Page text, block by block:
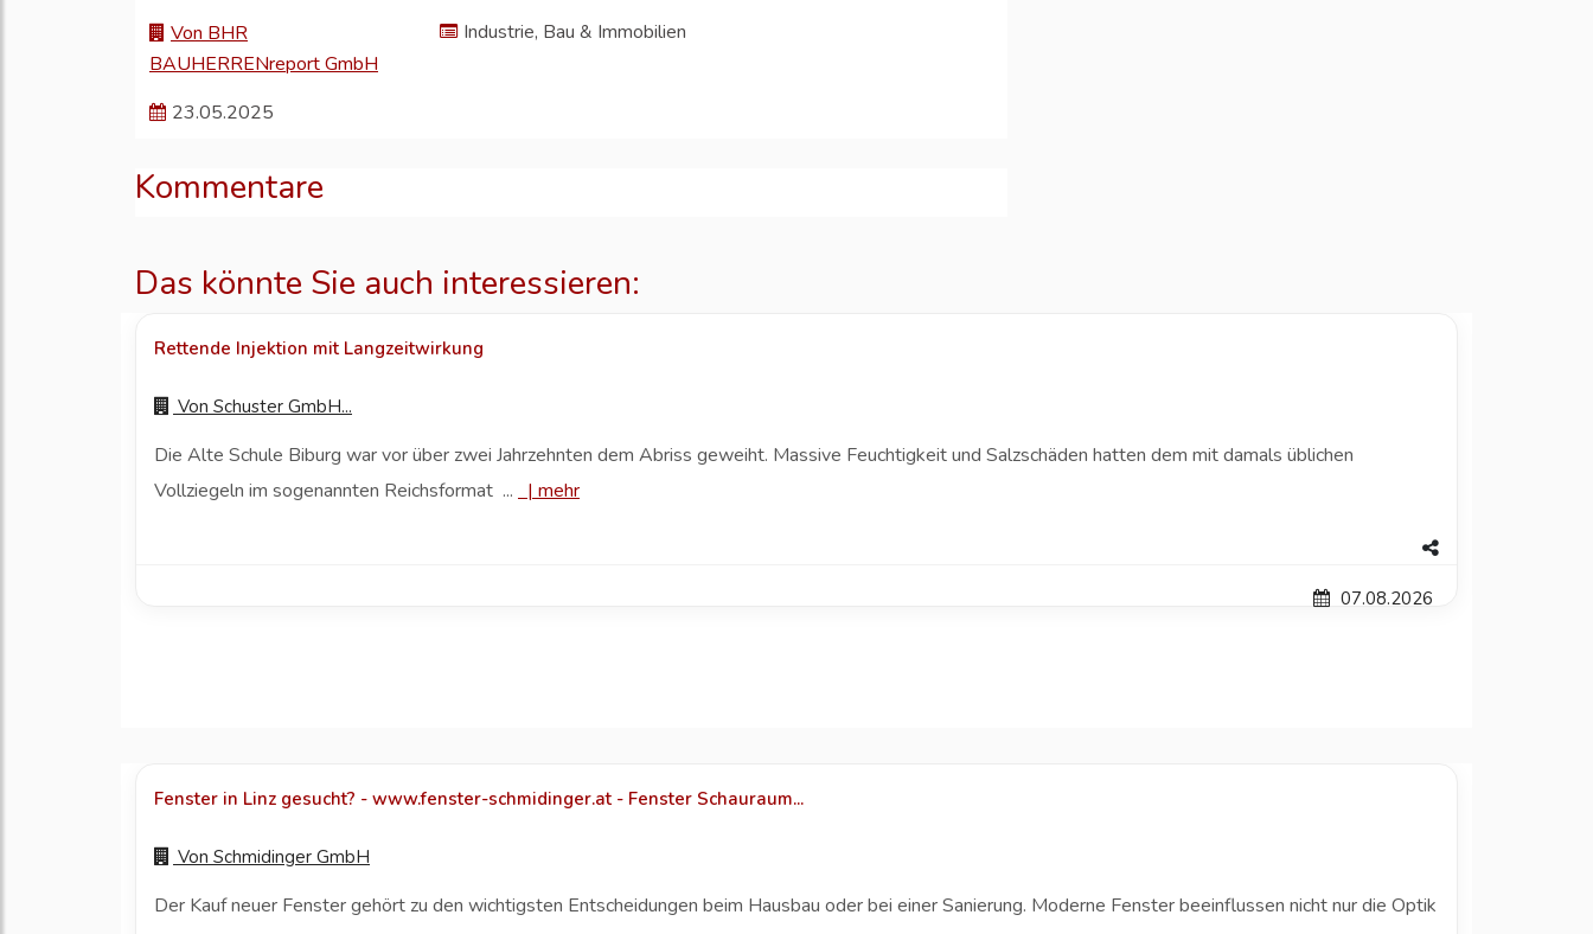
Von BHR
BAUHERRENreport GmbH
Industrie, Bau & Immobilien
23.05.2025
Kommentare
Das könnte Sie auch interessieren:
Rettende Injektion mit Langzeitwirkung
Von Schuster GmbH...
Die Alte Schule Biburg war vor über zwei Jahrzehnten dem Abriss geweiht. Massive Feuchtigkeit und Salzschäden hatten dem mit damals üblichen
Vollziegeln im sogenannten Reichsformat ... |mehr
07.08.2026
Fenster in Linz gesucht? - www.fenster-schmidinger.at - Fenster Schauraum...
Von Schmidinger GmbH
Der Kauf neuer Fenster gehört zu den wichtigsten Entscheidungen beim Hausbau oder bei einer Sanierung. Moderne Fenster beeinflussen nicht nur die Optik